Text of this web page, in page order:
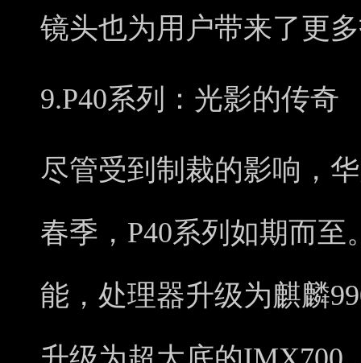
镜头也为用户带来了更
9.P40系列：光影的传奇
尽管受到制裁的影响，
春季，P40系列如期而
能，处理器升级为麒麟